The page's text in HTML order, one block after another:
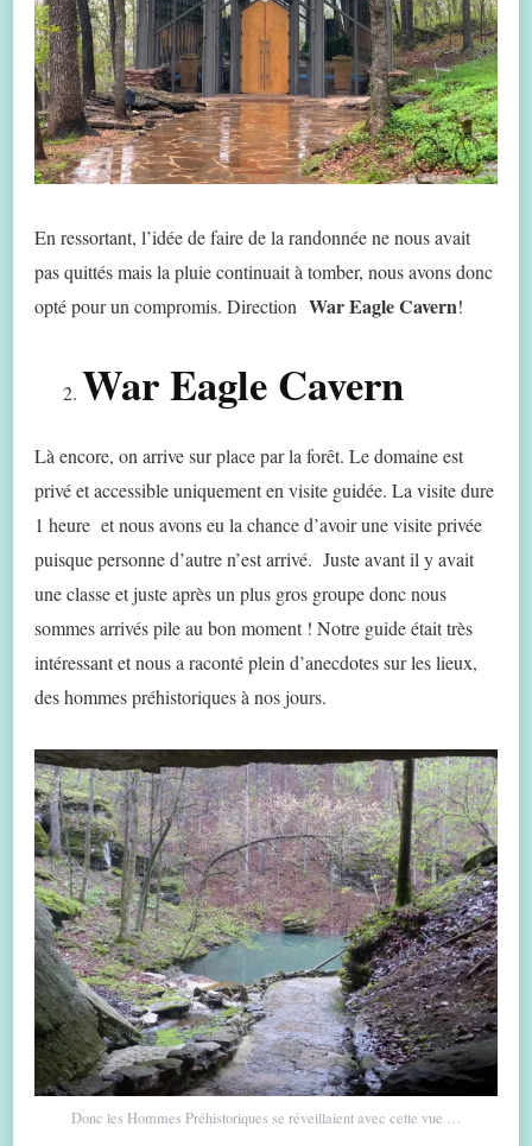
En ressortant, l’idée de faire de la randonnée ne nous avait
pas quittés mais la pluie continuait à tomber, nous avons donc
opté pour un compromis. Direction War Eagle Cavern!
War Eagle Cavern
Là encore, on arrive sur place par la forêt. Le domaine est
privé et accessible uniquement en visite guidée. La visite dure
1 heure et nous avons eu la chance d’avoir une visite privée
puisque personne d’autre n’est arrivé. Juste avant il y avait
une classe et juste après un plus gros groupe donc nous
sommes arrivés pile au bon moment ! Notre guide était très
intéressant et nous a raconté plein d’anecdotes sur les lieux,
des hommes préhistoriques à nos jours.
Donc les Hommes Préhistoriques se réveillaient avec cette vue …